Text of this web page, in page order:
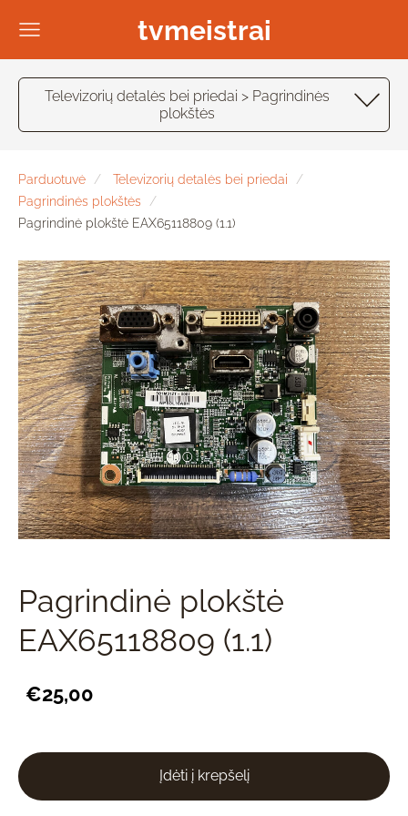
tvmeistrai
Televizorių detalės bei priedai > Pagrindinės
plokštės
Parduotuvė
Televizorių detalės bei priedai
Pagrindinės plokštės
Pagrindinė plokštė EAX65118809 (1.1)
Pagrindinė plokštė
EAX65118809 (1.1)
€25,00
Įdėti į krepšelį